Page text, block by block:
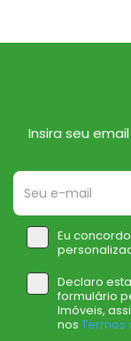
Insira seu
Eu
Declaro
formulário
Imóveis,
nos Termos